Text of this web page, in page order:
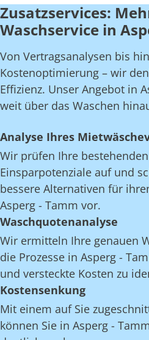
Zusatzservices:
Waschservice in
Von Vertragsanalysen bis
Kostenoptimierung – wir
Effizienz. Unser Angebot in
weit über das Waschen
Analyse Ihres
Wir prüfen Ihre
Einsparpotenziale auf und
bessere Alternativen für
Asperg - Tamm vor.
Waschquotenanalyse
Wir ermitteln Ihre genauen
die Prozesse in Asperg -
und versteckte Kosten zu
Kostensenkung
Mit einem auf Sie
können Sie in Asperg -